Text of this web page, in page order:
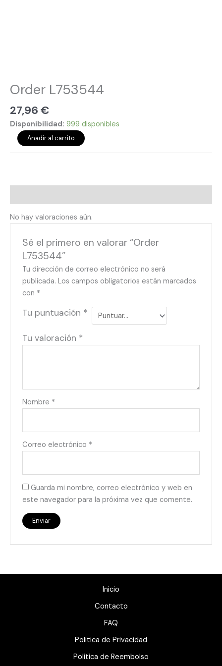
Order L753544
27,96 €
Disponibilidad: 999 disponibles
Añadir al carrito
No hay valoraciones aún.
Sé el primero en valorar “Order
L753544”
Tu dirección de correo electrónico no será
publicada. Los campos obligatorios están marcados
con *
Tu puntuación *
Tu valoración *
Nombre *
Correo electrónico *
Guarda mi nombre, correo electrónico y web en
este navegador para la próxima vez que comente.
Inicio
Contacto
FAQ
Politica de Privacidad
Politica de Reembolso